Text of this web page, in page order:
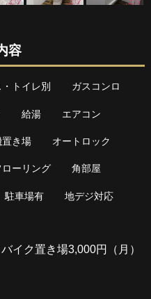
容
トイレ別 ガスコンロ
給湯 エアコン
き場 オートロック
ローリング 角部屋
駐車場有 地デジ対応
イク置き場3,000円（月）